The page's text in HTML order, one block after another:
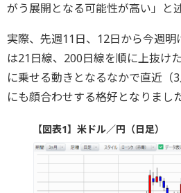
がう展開となる可能性が高い」と
実際、先週11日、12日から今週
は21日線、200日線を順に上抜け
に乗せる動きとなるなかで直近（
にも顔合わせする格好となりました
【図表1】米ドル／円（日足）